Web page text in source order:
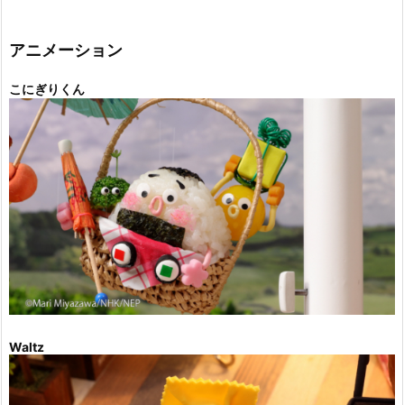
ー
アニメーション
こにぎりくん
Waltz